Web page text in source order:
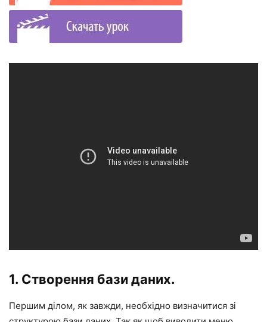
1. Створення бази даних.
Першим ділом, як завжди, необхідно визначитися зі